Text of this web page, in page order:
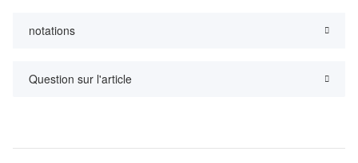
notations
Question sur l'article